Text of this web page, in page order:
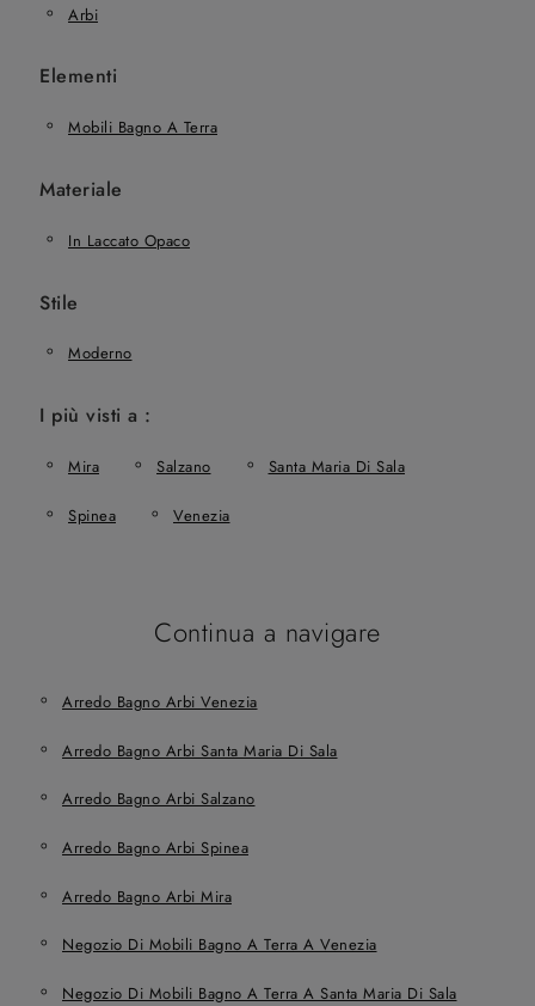
Arbi
Elementi
Mobili Bagno A Terra
Materiale
In Laccato Opaco
Stile
Moderno
I più visti a :
Mira Salzano Santa Maria Di Sala
Spinea Venezia
Continua a navigare
Arredo Bagno Arbi Venezia
Arredo Bagno Arbi Santa Maria Di Sala
Arredo Bagno Arbi Salzano
Arredo Bagno Arbi Spinea
Arredo Bagno Arbi Mira
Negozio Di Mobili Bagno A Terra A Venezia
Negozio Di Mobili Bagno A Terra A Santa Maria Di Sala